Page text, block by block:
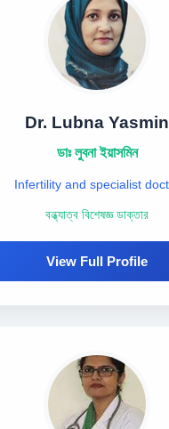
Dr. Lubna Yasmin
ডাঃ লুবনা ইয়াসমিন
Infertility and specialist
বন্ধ্যাত্ব বিশেষজ্ঞ ডাক্তার
View Full Profile